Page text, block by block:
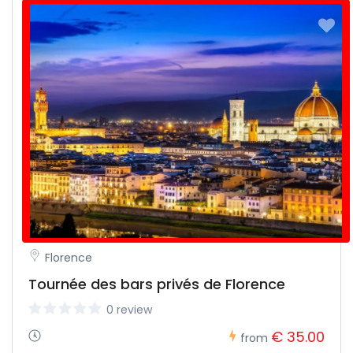
Florence
Tournée des bars privés de Florence
0 review
from € 35.00